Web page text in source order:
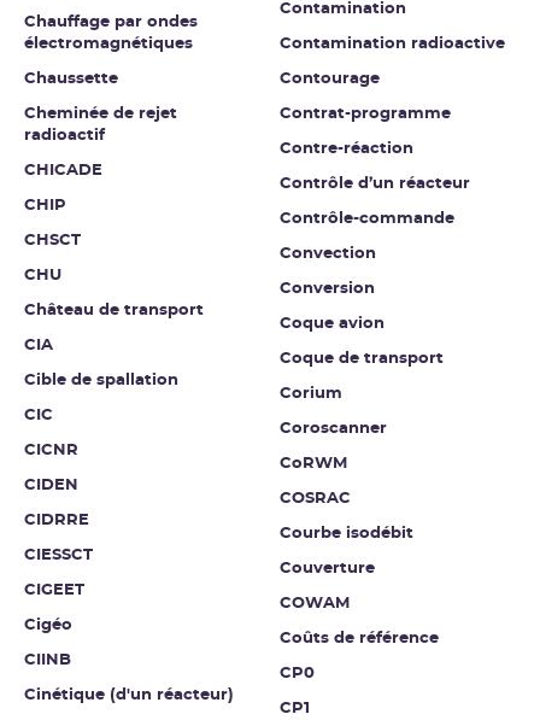
Chauffage par ondes
électromagnétiques
Chaussette
Cheminée de rejet
radioactif
CHICADE
CHIP
CHSCT
CHU
Château de transport
CIA
Cible de spallation
CIC
CICNR
CIDEN
CIDRRE
CIESSCT
CIGEET
Cigéo
CIINB
Cinétique (d'un réacteur)
Contamination
Contamination radioactive
Contourage
Contrat-programme
Contre-réaction
Contrôle d’un réacteur
Contrôle-commande
Convection
Conversion
Coque avion
Coque de transport
Corium
Coroscanner
CoRWM
COSRAC
Courbe isodébit
Couverture
COWAM
Coûts de référence
CP0
CP1